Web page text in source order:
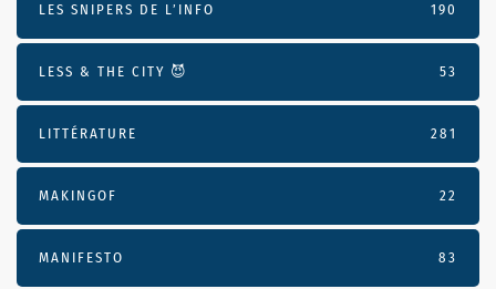
LES SNIPERS DE L’INFO 190
LESS & THE CITY 😈 53
LITTÉRATURE 281
MAKINGOF 22
MANIFESTO 83